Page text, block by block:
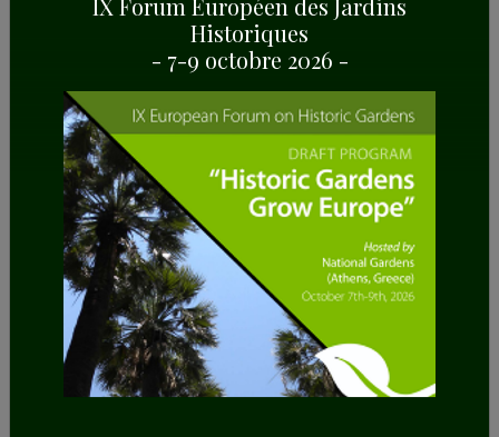
réouverture sont en cours.
Historiques
- 7-9 octobre 2026 -